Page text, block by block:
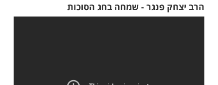
להיות בלתי יעיל! כל סטיה, ולו במשהו – עלולה